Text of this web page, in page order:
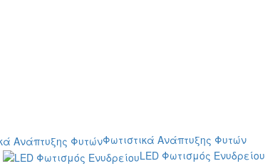
Φωτιστικά Ανάπτυξης Φυτών
LED Φωτισμός Ενυδρείου